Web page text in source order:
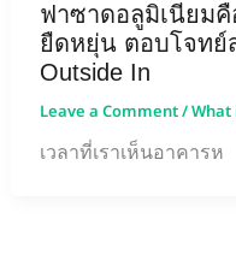
ฟาซาดอลูมิเนียมคื
ยืดหยุ่น ตอบโจทย์
Outside In
Leave a Comment/What
เวลาที่เราเห็นอาคารห